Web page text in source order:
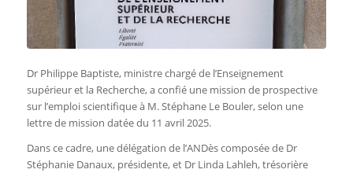
Dr Philippe Baptiste, ministre chargé de l’Enseignement
supérieur et la Recherche, a confié une mission de prospective
sur l’emploi scientifique à M. Stéphane Le Bouler, selon une
lettre de mission datée du 11 avril 2025.
Dans ce cadre, une délégation de l’ANDès composée de Dr
Stéphanie Danaux, présidente, et Dr Linda Lahleh, trésorière